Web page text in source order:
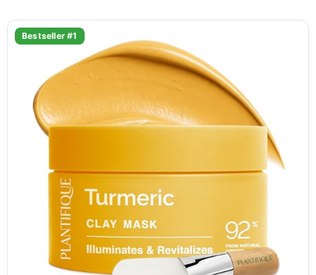
Bestseller #1